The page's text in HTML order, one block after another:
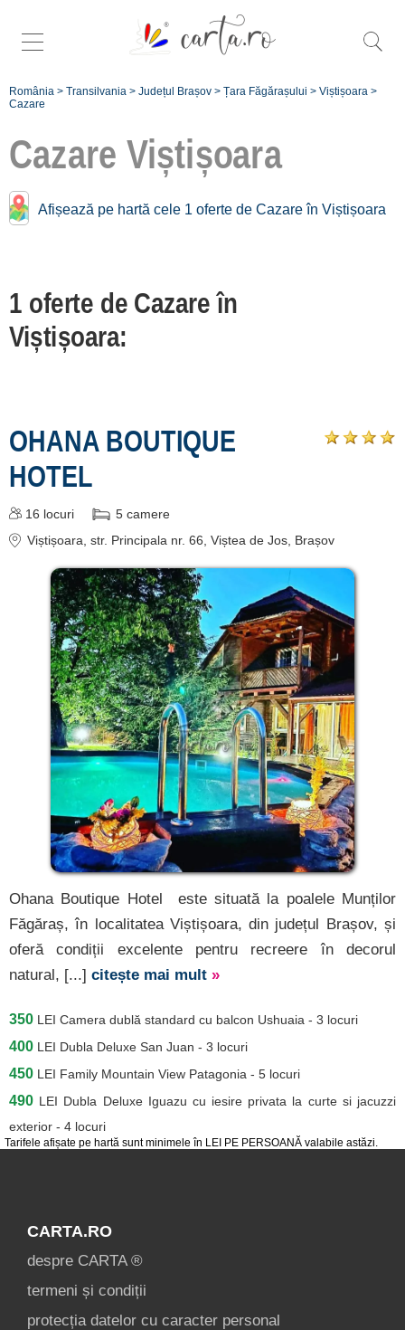
România > Transilvania > Județul Brașov > Țara Făgărașului > Viștișoara >
Cazare
Cazare Viștișoara
Afișează pe hartă cele 1 oferte de Cazare în Viștișoara
Tarifele afișate pe hartă sunt minimele în LEI PE PERSOANĂ valabile astăzi.
1 oferte de Cazare în
Viștișoara:
OHANA BOUTIQUE
HOTEL
16 locuri 5 camere
Viștișoara , str. Principala nr. 66, Viștea de Jos, Brașov
Ohana Boutique Hotel este situată la poalele Munților
Făgăraș, în localitatea Viștișoara, din județul Brașov, și
oferă condiții excelente pentru recreere în decorul
natural, [...] citește mai mult »
350 LEI Camera dublă standard cu balcon Ushuaia - 3 locuri
400 LEI Dubla Deluxe San Juan - 3 locuri
450 LEI Family Mountain View Patagonia - 5 locuri
490 LEI Dubla Deluxe Iguazu cu iesire privata la curte si jacuzzi
exterior - 4 locuri
Viștișoara:
Șercaia
[1 oferte la 32.9 km]
cazare
despre C A R T A ®
CARTA.RO
despre CARTA ®
termeni și condiții
protecția datelor cu caracter personal